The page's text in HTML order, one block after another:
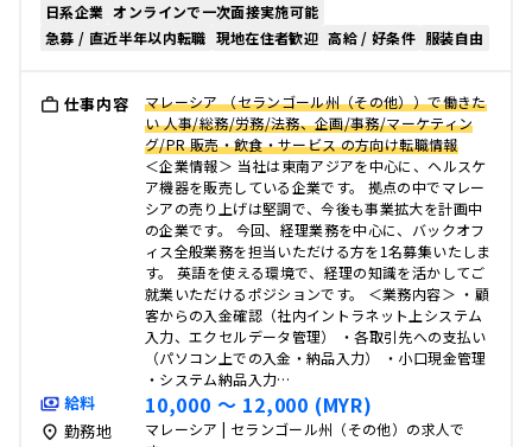
日系企業 オンラインで一次面接実施可能
急募 / 直近半年以内転職 現地在住者歓迎 高給 / 好条件 服装自由
仕事内容
マレーシア （セランゴール州（その他））で働きた
い 人事/総務/労務/法務、企画/事務/マーケティン
グ/PR 販売・飲食・サービス の方向け転職情報
＜企業情報＞ 当社は東南アジアを中心に、ヘルスケ
ア機器を販売している企業です。 拠点の中でマレー
シアの売り上げは堅調で、今後も事業拡大を計画中
の企業です。 今回、経理業務を中心に、バックオフ
ィス全般業務を担当いただける方を1名募集いたしま
す。 英語を使える環境で、経理の知識を活かしてご
就業いただけるポジションです。 ＜業務内容＞ ・顧
客からの入金確認（社内イントラネット上システム
入力、エクセルデータ管理） ・各取引先への支払い
（パソコン上での入金・納品入力） ・小口現金管理
・システム納品入力…
給料 10,000 〜 12,000 (MYR)
勤務地
マレーシア | セランゴール州（その他）の求人で